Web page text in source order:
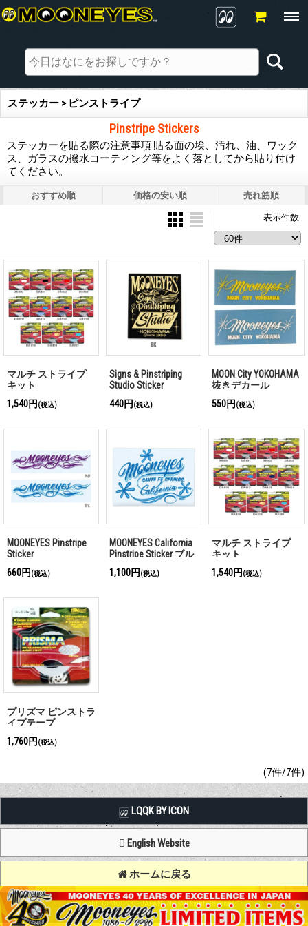
ステッカー > ピンストライプ
Pinstripe Stickers
ステッカーを貼る際の注意事項 貼る面の埃、汚れ、油、ワック
ス、ガラスの撥水コーティング等をよく落としてから貼り付け
てください。
おすすめ順 価格の安い順 売れ筋順
表示件数:
マルチ ストライプ
キット
1,540円 (税込)
Signs & Pinstriping
Studio Sticker
440円 (税込)
MOON City YOKOHAMA
抜きデカール
550円 (税込)
MOONEYES Pinstripe
Sticker
660円 (税込)
MOONEYES California
Pinstripe Sticker ブル
1,100円 (税込)
マルチ ストライプ
キット
1,540円 (税込)
プリズマ ピンストラ
イプテープ
1,760円 (税込)
(7件/7件)
LQQK BY ICON
English Website
ホームに戻る
Copyright (C) MOON OF JAPAN, INC. All Rights Reserved.